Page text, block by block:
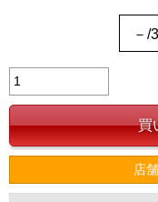
店